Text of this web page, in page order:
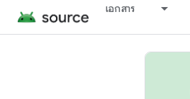
เอกสาร